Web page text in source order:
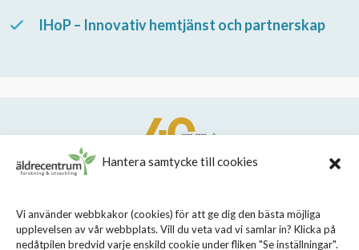
Hantera samtycke till cookies
Vi använder webbkakor (cookies) för att ge dig den bästa möjliga
upplevelsen av vår webbplats. Vill du veta vad vi samlar in? Klicka på
nedåtpilen bredvid varje enskild cookie under fliken "Se inställningar".
IHoP – Innovativ hemtjänst och partnerskap
Sveavägen 155, 113 46 Stockholm